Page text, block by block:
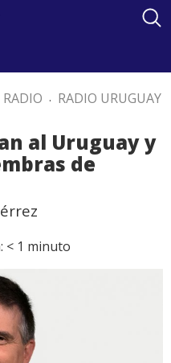
RADIO . RADIO URUGUAY
al Uruguay y
de
< 1 minuto